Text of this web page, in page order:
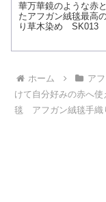
華万華鏡のような赤
たアフガン絨毯最高
り草木染め SK013
ホーム ア
けて自分好みの赤へ
毯 アフガン絨毯手織